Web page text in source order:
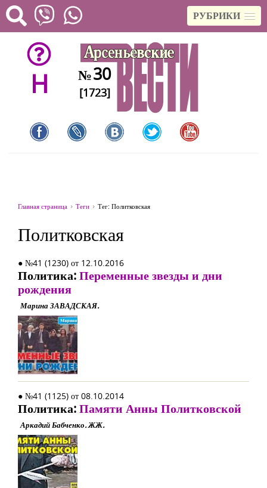
РУБРИКИ
H №30
[1723]
Главная страница Теги Тег: Политковская
Политковская
● №41 (1230) от 12.10.2016
Политика:Переменные звезды и дни
рождения
Марина ЗАВАДСКАЯ.
● №41 (1125) от 08.10.2014
Политика:Памяти Анны Политковской
Аркадий Бабченко. ЖЖ.